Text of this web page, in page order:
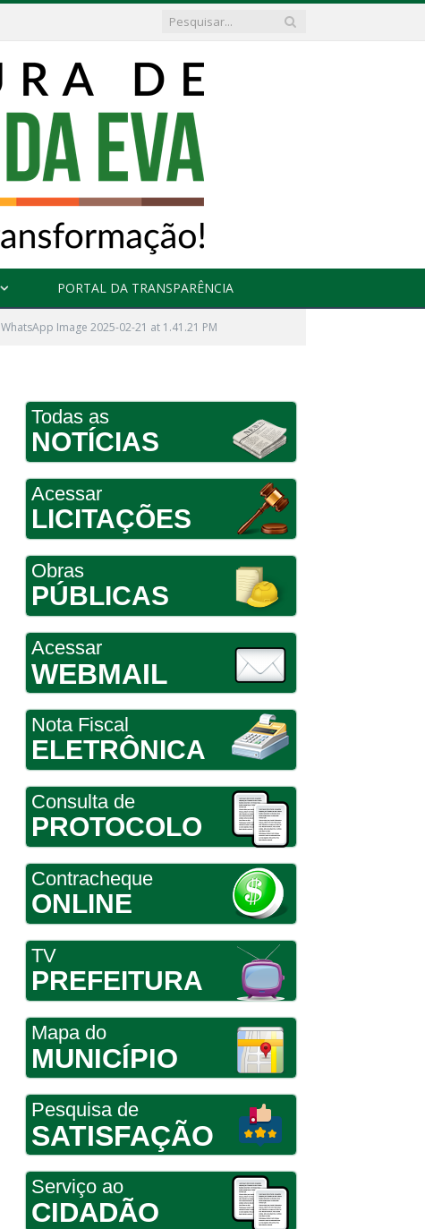
PORTAL DA TRANSPARÊNCIA
WhatsApp Image 2025-02-21 at 1.41.21 PM
Todas as
NOTÍCIAS
Acessar
LICITAÇÕES
Obras
PÚBLICAS
Acessar
WEBMAIL
Nota Fiscal
ELETRÔNICA
Consulta de
PROTOCOLO
Contracheque
ONLINE
TV
PREFEITURA
Mapa do
MUNICÍPIO
Pesquisa de
SATISFAÇÃO
Serviço ao
CIDADÃO